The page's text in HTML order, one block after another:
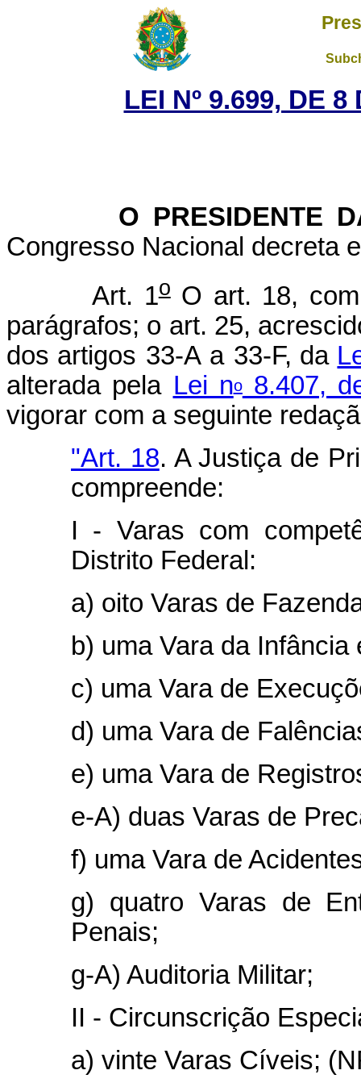
LEI Nº 9.699, DE
O PRESIDENTE DA
Congresso Nacional decreta
Art. 1oO art. 18, com
parágrafos; o art. 25,
dos artigos 33-A a 33-F, da
alterada pela Lei no8.407,
vigorar com a seguinte
"Art. 18. A Justiça de
compreende:
I - Varas com
Distrito Federal:
a) oito Varas de
b) uma Vara da
c) uma Vara de
d) uma Vara de
e) uma Vara de
e-A) duas Varas de
f) uma Vara de
g) quatro Varas de
Penais;
g-A) Auditoria Militar;
II - Circunscrição
a) vinte Varas Cíveis;